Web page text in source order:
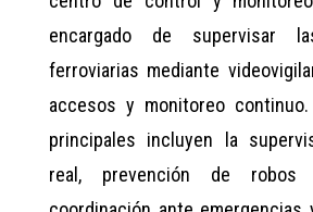
encargado de supervisar
ferroviarias mediante
accesos y monitoreo
principales incluyen la
real, prevención de robos